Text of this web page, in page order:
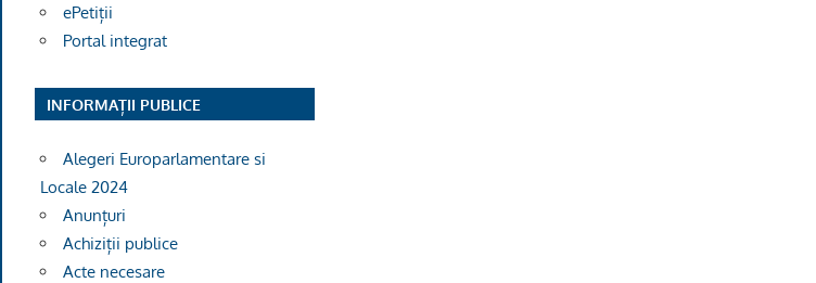
ePetiții
Portal integrat
INFORMAȚII PUBLICE
Alegeri Europarlamentare si
Locale 2024
Anunțuri
Achiziții publice
Acte necesare